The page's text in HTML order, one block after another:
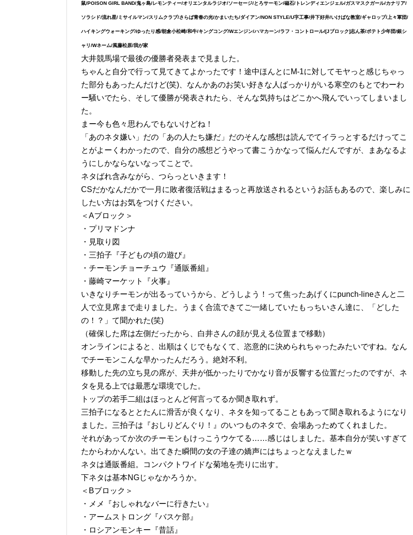
鼠/POISON GIRL BAND/鬼ヶ島/レモンティー/オリエンタルラジオ/ソーセージ/とろサーモン/磁石/トレンディエンジェル/ガスマスクガール/カナリア/
ソラシド/流れ星/ミサイルマン/スリムクラブ/さらば青春の光/かまいたち/ダイアン/NON STYLE/U字工事/井下好井/いけばな教室/ギャロップ/上々軍団/
ハイキングウォーキング/ゆったり感/朝倉小松崎/和牛/キングコング/Wエンジン/ハマカーン/ラフ・コントロール/[Jブロック]志ん茶/ポテト少年団/銀シ
ャリ/Wネーム/風藤松原/我が家
大井競馬場で最後の優勝者発表まで見ました。
ちゃんと自分で行って見てきてよかったです！途中ほんとにM-1に対してモヤっと感じちゃっ
た部分もあったんだけど(笑)、なんかあのお笑い好きな人ばっかりがいる寒空のもとでわーわ
ー騒いでたら、そして優勝が発表されたら、そんな気持ちはどこかへ飛んでいってしまいまし
た。
まー今も色々思わんでもないけどね！
「あのネタ嫌い」だの「あの人たち嫌だ」だのそんな感想は読んでてイラっとするだけってこ
とがよーくわかったので、自分の感想どうやって書こうかなって悩んだんですが、まあなるよ
うにしかならないなってことで。
ネタばれ含みながら、つらっといきます！
CSだかなんだかで一月に敗者復活戦はまるっと再放送されるというお話もあるので、楽しみに
したい方はお気をつけください。
＜Aブロック＞
・プリマドンナ
・見取り図
・三拍子『子どもの頃の遊び』
・チーモンチョーチュウ『通販番組』
・藤崎マーケット『火事』
いきなりチーモンが出るっていうから、どうしよう！って焦ったあげくにpunch-lineさんと二
人で立見席まで走りました。うまく合流できてご一緒していたもっちいさん達に、「どした
の！？」て聞かれた(笑)
（確保した席は左側だったから、白井さんの顔が見える位置まで移動）
オンラインによると、出順はくじでもなくて、恣意的に決められちゃったみたいですね。なん
でチーモンこんな早かったんだろう。絶対不利。
移動した先の立ち見の席が、天井が低かったりでかなり音が反響する位置だったのですが、ネ
タを見る上では最悪な環境でした。
トップの若手二組はほっとんど何言ってるか聞き取れず。
三拍子になるととたんに滑舌が良くなり、ネタを知ってることもあって聞き取れるようになり
ました。三拍子は『おしりどんぐり！』のいつものネタで、会場あっためてくれました。
それがあってか次のチーモンもけっこうウケてる……感じはしました。基本自分が笑いすぎて
たからわかんない。出てきた瞬間の女の子達の嬌声にはちょっとなえましたｗ
ネタは通販番組。コンパクトワイドな菊地を売りに出す。
下ネタは基本NGじゃなかろうか。
＜Bブロック＞
・メメ『おしゃれなバーに行きたい』
・アームストロング『バスケ部』
・ロシアンモンキー『昔話』